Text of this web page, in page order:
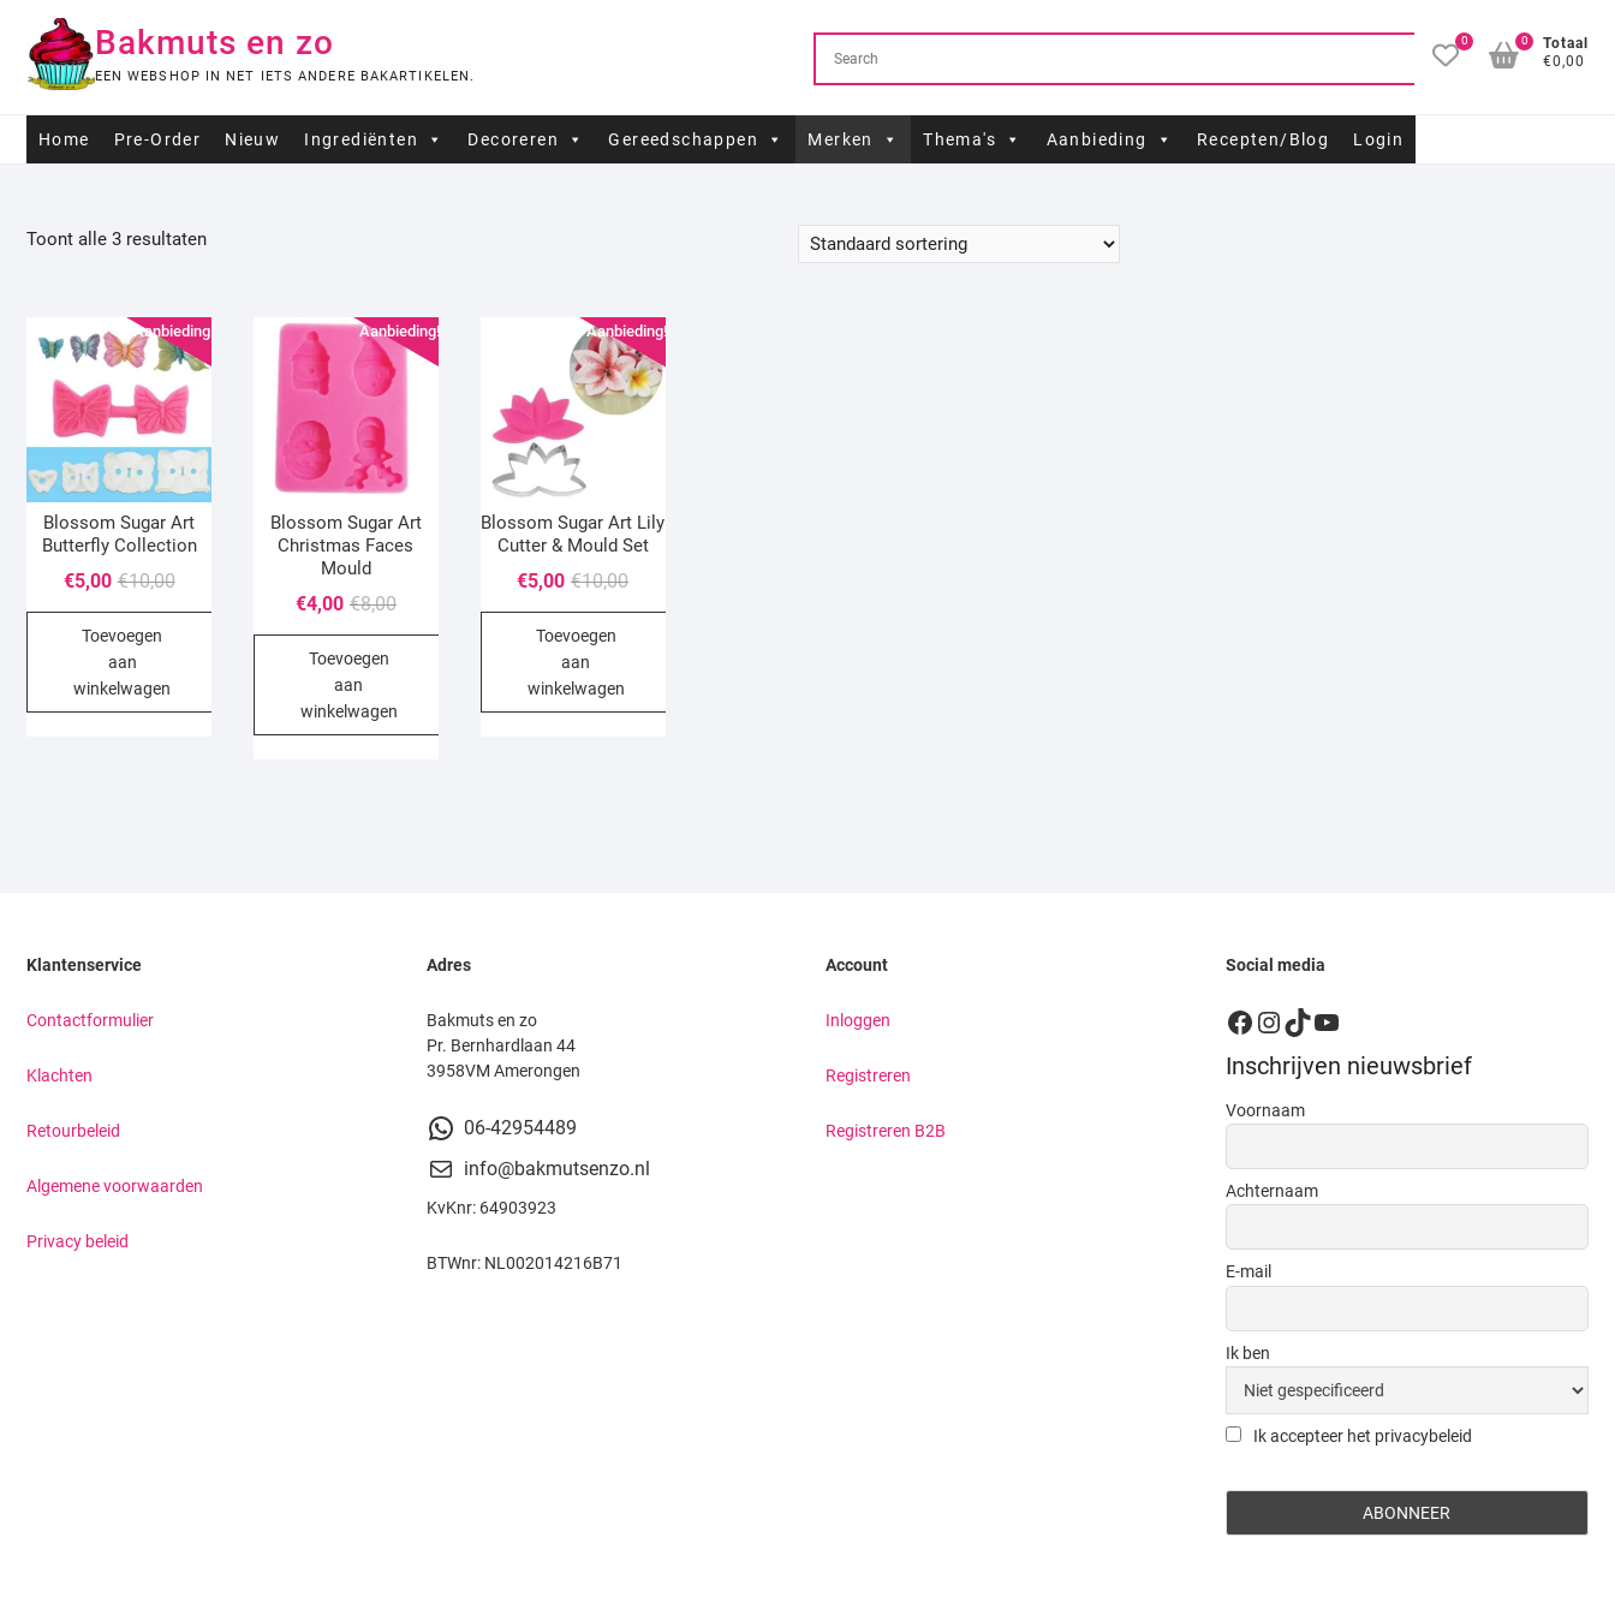
naar
Bakmuts en zo
EEN WEBSHOP IN NET IETS ANDERE BAKARTIKELEN.
0
Totaal
€0,00
0
Home Pre-Order Nieuw Ingrediënten Decoreren Gereedschappen Merken Thema's Aanbieding Recepten/Blog Login
Toont alle 3 resultaten
Aanbieding!
Blossom Sugar Art
Butterfly Collection
€10,00Oorspronkelijke
prijs
€5,00
Huidige
prijs
Toevoegen
aan
winkelwagen
Aanbieding!
Blossom Sugar Art
Christmas Faces
Mould
€8,00Oorspronkelijke
prijs
€4,00
Huidige
prijs
Toevoegen
aan
winkelwagen
Aanbieding!
Blossom Sugar Art Lily
Cutter & Mould Set
€10,00Oorspronkelijke
prijs
€5,00
Huidige
prijs
Toevoegen
aan
winkelwagen
Klantenservice
Contactformulier
Klachten
Retourbeleid
Algemene voorwaarden
Privacy beleid
Adres
Bakmuts en zo
Pr. Bernhardlaan 44
3958VM Amerongen
06-42954489
info@bakmutsenzo.nl
KvKnr: 64903923
BTWnr: NL002014216B71
Account
Inloggen
Registreren
Registreren B2B
Social media
Facebook
Instagram
TikTok
YouTube
Inschrijven nieuwsbrief
Voornaam
Achternaam
E-mail
Ik ben
Ik accepteer het privacybeleid